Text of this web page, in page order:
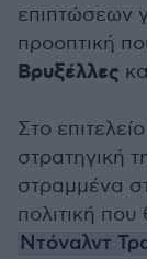
επιπτώσεων
προοπτική
Βρυξέλλες
Στο
στρατηγική
στραμμένα
πολιτική
Ντόναλντ